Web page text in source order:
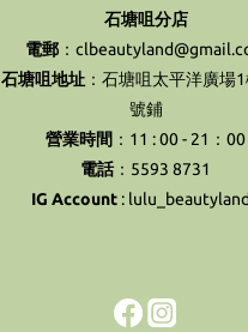
石塘咀分店
電郵：
石塘咀地址：石塘咀太平洋廣場
號鋪
營業時間 ：11 : 00 - 21：00
電話：5593 8731
IG Account :